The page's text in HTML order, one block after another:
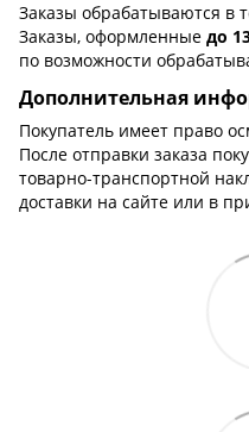
Заказы обрабатываются в
Заказы, оформленные до
по возможности
Дополнительная
Покупатель имеет право
После отправки заказа
товарно-транспортной
доставки на сайте или в